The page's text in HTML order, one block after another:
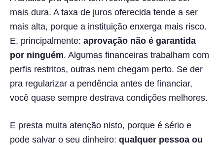
mais dura. A taxa de juros oferecida tende a ser
mais alta, porque a instituição enxerga mais risco.
E, principalmente: aprovação não é garantida
por ninguém. Algumas financeiras trabalham com
perfis restritos, outras nem chegam perto. Se der
pra regularizar a pendência antes de financiar,
você quase sempre destrava condições melhores.
E presta muita atenção nisto, porque é sério e
pode salvar o seu dinheiro: qualquer pessoa ou